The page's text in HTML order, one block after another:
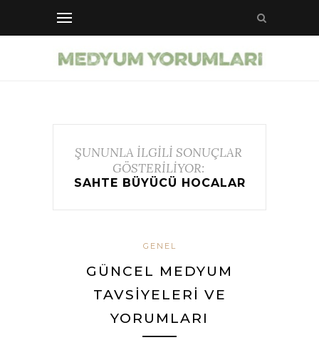
ŞUNUNLA İLGİLİ SONUÇLAR
GÖSTERİLİYOR:
SAHTE BÜYÜCÜ HOCALAR
GENEL
GÜNCEL MEDYUM
TAVSIYELERI VE
YORUMLARI